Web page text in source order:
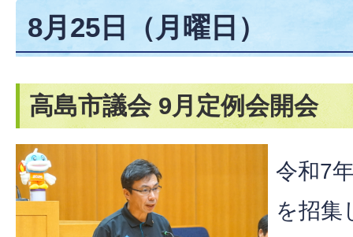
8月25日（月曜日）
高島市議会 9月定例会開会
令和7
を招集